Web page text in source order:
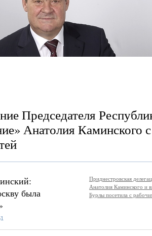
Председателя
Анатолия
была
Приднестровская
Анатолия Каминского и
Бурлы посетила с